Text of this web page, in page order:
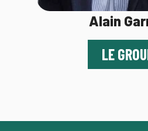
Alain
LE